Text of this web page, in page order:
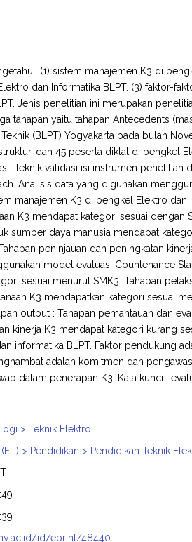
(1) sistem manajemen K3 di
dan Informatika BLPT. (3) faktor-
Jenis penelitian ini merupakan
tahapan yaitu tahapan Antecedents
Teknik (BLPT) Yogyakarta pada bulan
dan 45 peserta diklat di bengkel
Teknik validasi isi instrumen
Analisis data yang digunakan
manajemen K3 di bengkel Elektro dan
K3 mendapat kategori sesuai dengan
sumber daya manusia mendapat
peninjauan dan peningkatan
model evaluasi Countenance
sesuai menurut SMK3. Tahapan
K3 mendapatkan kategori sesuai
output : Tahapan pemantauan dan
kinerja K3 mendapat kategori kurang
informatika BLPT. Faktor pendukung
adalah komitmen dan
dalam penerapan K3. Kata kunci :
> Teknik Elektro
(FT) > Pendidikan > Pendidikan Teknik
id/eprint/48440